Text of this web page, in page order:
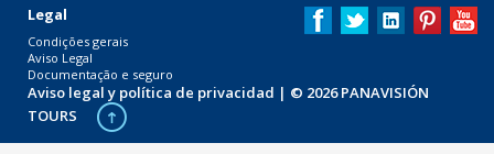
Legal
Condições gerais
Aviso Legal
Documentação e seguro
Aviso legal y política de privacidad | © 2026 PANAVISIÓN
TOURS